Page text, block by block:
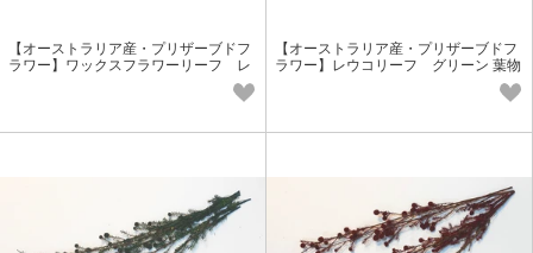
【オーストラリア産・プリザーブドフ
ラワー】ワックスフラワーリーフ レ
【オーストラリア産・プリザーブドフ
ラワー】レウコリーフ グリーン 葉物